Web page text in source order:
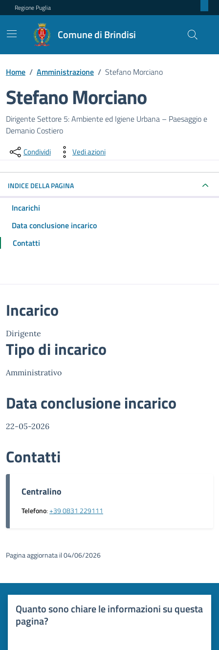
Regione Puglia
Comune di Brindisi
Home / Amministrazione / Stefano Morciano
Stefano Morciano
Dettagli della persona pubblica
Dirigente Settore 5: Ambiente ed Igiene Urbana – Paesaggio e
Demanio Costiero
Condividi Vedi azioni
INDICE DELLA PAGINA
Incarichi
Data conclusione incarico
Contatti
Incarico
Dirigente
Tipo di incarico
Amministrativo
Data conclusione incarico
22-05-2026
Contatti
Centralino
Telefono:+39 0831 229111
Pagina aggiornata il 04/06/2026
Quanto sono chiare le informazioni su questa
pagina?